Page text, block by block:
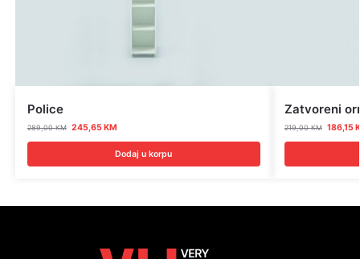
Police
289,00KM 245,65KM
Dodaj u korpu
Zatvoreni
219,00KM 186,15